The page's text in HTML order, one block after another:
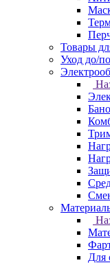
Товары
Уход до/
Для